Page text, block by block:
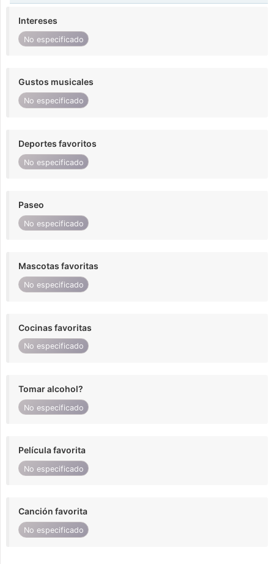
Intereses
No especificado
Gustos musicales
No especificado
Deportes favoritos
No especificado
Paseo
No especificado
Mascotas favoritas
No especificado
Cocinas favoritas
No especificado
Tomar alcohol?
No especificado
Película favorita
No especificado
Canción favorita
No especificado